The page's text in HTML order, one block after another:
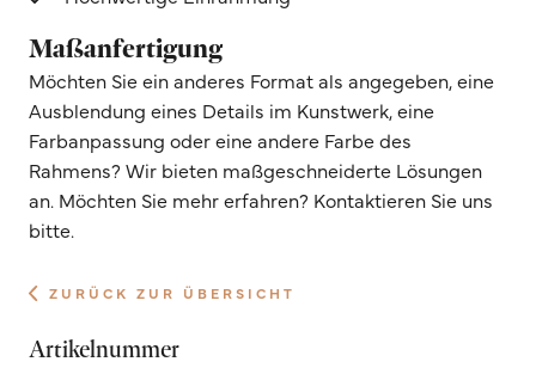
Maßanfertigung
Möchten Sie ein anderes Format als angegeben, eine
Ausblendung eines Details im Kunstwerk, eine
Farbanpassung oder eine andere Farbe des
Rahmens? Wir bieten maßgeschneiderte Lösungen
an. Möchten Sie mehr erfahren? Kontaktieren Sie uns
bitte.
ZURÜCK ZUR ÜBERSICHT
Artikelnummer